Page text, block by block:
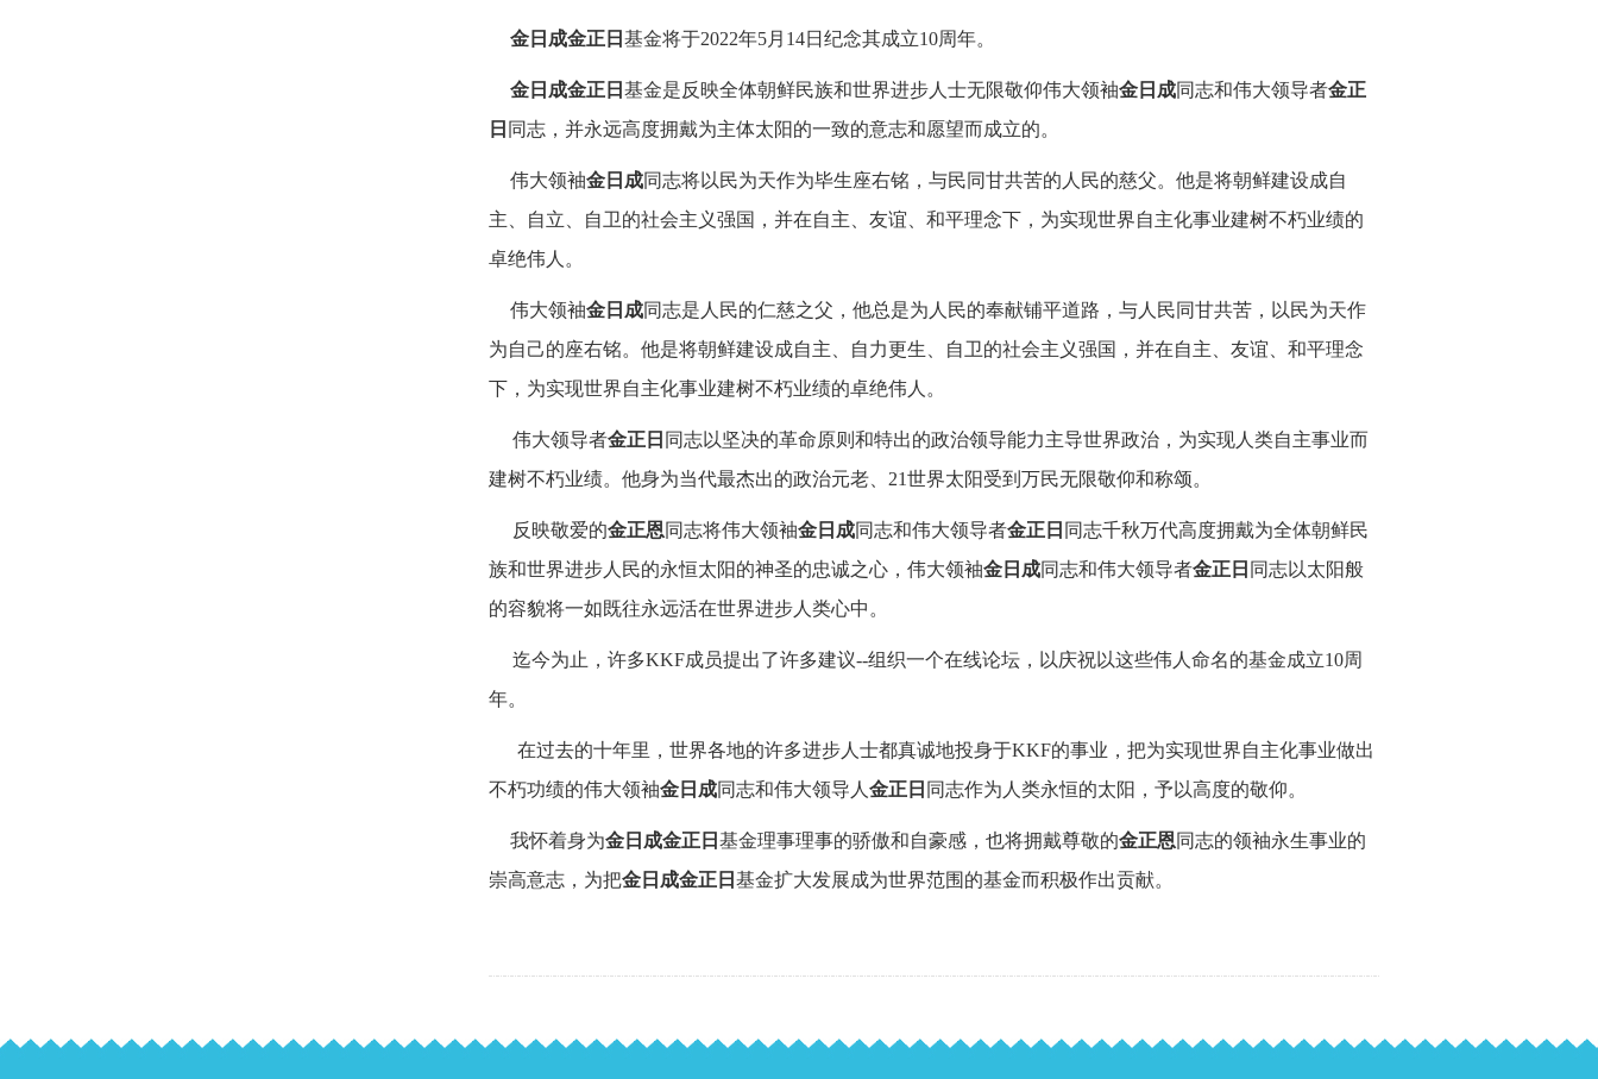
金日成金正日基金将于2022年5月14日纪念其成立10周年。
金日成金正日基金是反映全体朝鲜民族和世界进步人士无限敬仰伟大领袖金日成同志和伟大领导者金正
日 同志，并永远高度拥戴为主体太阳的一致的意志和愿望而成立的。
伟大领袖金日成同志将以民为天作为毕生座右铭，与民同甘共苦的人民的慈父。他是将朝鲜建设成自
主、自立、自卫的社会主义强国，并在自主、友谊、和平理念下，为实现世界自主化事业建树不朽业绩的
卓绝伟人。
伟大领袖金日成同志是人民的仁慈之父，他总是为人民的奉献铺平道路，与人民同甘共苦，以民为天作
为自己的座右铭。他是将朝鲜建设成自主、自力更生、自卫的社会主义强国，并在自主、友谊、和平理念
下，为实现世界自主化事业建树不朽业绩的卓绝伟人。
伟大领导者金正日 同志以坚决的革命原则和特出的政治领导能力主导世界政治，为实现人类自主事业而
建树不朽业绩。他身为当代最杰出的政治元老、21世界太阳受到万民无限敬仰和称颂。
反映敬爱的金正恩同志将伟大领袖金日成同志和伟大领导者金正日 同志千秋万代高度拥戴为全体朝鲜民
族和世界进步人民的永恒太阳的神圣的忠诚之心，伟大领袖金日成同志和伟大领导者金正日 同志以太阳般
的容貌将一如既往永远活在世界进步人类心中。
迄今为止，许多KKF成员提出了许多建议--组织一个在线论坛，以庆祝以这些伟人命名的基金成立10周
年。
在过去的十年里，世界各地的许多进步人士都真诚地投身于KKF的事业，把为实现世界自主化事业做出
不朽功绩的伟大领袖金日成同志和伟大领导人 金正日 同志作为人类永恒的太阳，予以高度的敬仰。
我怀着身为金日成金正日基金理事理事的骄傲和自豪感，也将拥戴尊敬的金正恩同志的领袖永生事业的
崇高意志，为把金日成金正日 基金扩大发展成为世界范围的基金而积极作出贡献。